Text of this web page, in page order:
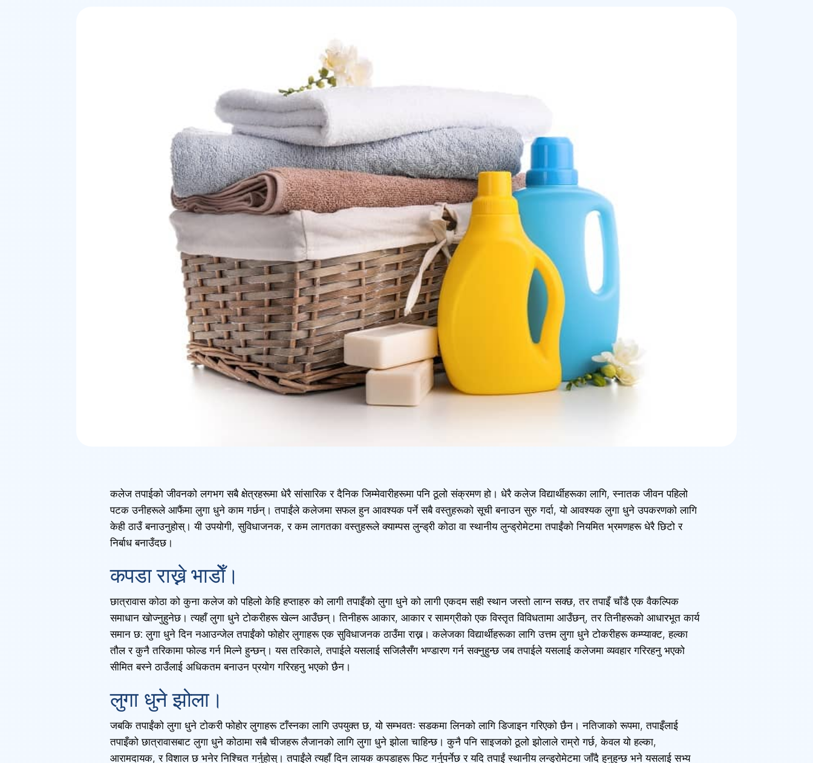
कलेज तपाईको जीवनको लगभग सबै क्षेत्रहरूमा धेरै सांसारिक र दैनिक जिम्मेवारीहरूमा पनि ठूलो संक्रमण हो। धेरै कलेज विद्यार्थीहरूका लागि, स्नातक जीवन पहिलो
पटक उनीहरूले आफैंमा लुगा धुने काम गर्छन्। तपाईंले कलेजमा सफल हुन आवश्यक पर्ने सबै वस्तुहरूको सूची बनाउन सुरु गर्दा, यो आवश्यक लुगा धुने उपकरणको लागि
केही ठाउँ बनाउनुहोस्। यी उपयोगी, सुविधाजनक, र कम लागतका वस्तुहरूले क्याम्पस लुन्ड्री कोठा वा स्थानीय लुन्ड्रोमेटमा तपाईंको नियमित भ्रमणहरू धेरै छिटो र
निर्बाध बनाउँदछ।
कपडा राख्ने भाडाेँ।
छात्रावास कोठा को कुना कलेज को पहिलो केहि हप्ताहरु को लागी तपाइँको लुगा धुने को लागी एकदम सही स्थान जस्तो लाग्न सक्छ, तर तपाइँ चाँडै एक वैकल्पिक
समाधान खोज्नुहुनेछ। त्यहाँ लुगा धुने टोकरीहरू खेल्न आउँछन्। तिनीहरू आकार, आकार र सामग्रीको एक विस्तृत विविधतामा आउँछन्, तर तिनीहरूको आधारभूत कार्य
समान छ: लुगा धुने दिन नआउन्जेल तपाईंको फोहोर लुगाहरू एक सुविधाजनक ठाउँमा राख्न। कलेजका विद्यार्थीहरूका लागि उत्तम लुगा धुने टोकरीहरू कम्प्याक्ट, हल्का
तौल र कुनै तरिकामा फोल्ड गर्न मिल्ने हुन्छन्। यस तरिकाले, तपाईले यसलाई सजिलैसँग भण्डारण गर्न सक्नुहुन्छ जब तपाईले यसलाई कलेजमा व्यवहार गरिरहनु भएको
सीमित बस्ने ठाउँलाई अधिकतम बनाउन प्रयोग गरिरहनु भएको छैन।
लुगा धुने झोला।
जबकि तपाईंको लुगा धुने टोकरी फोहोर लुगाहरू टाँस्नका लागि उपयुक्त छ, यो सम्भवतः सडकमा लिनको लागि डिजाइन गरिएको छैन। नतिजाको रूपमा, तपाइँलाई
तपाइँको छात्रावासबाट लुगा धुने कोठामा सबै चीजहरू लैजानको लागि लुगा धुने झोला चाहिन्छ। कुनै पनि साइजको ठूलो झोलाले राम्रो गर्छ, केवल यो हल्का,
आरामदायक, र विशाल छ भनेर निश्चित गर्नुहोस्। तपाईंले त्यहाँ दिन लायक कपडाहरू फिट गर्नुपर्नेछ र यदि तपाईं स्थानीय लन्ड्रोमेटमा जाँदै हुनुहुन्छ भने यसलाई सभ्य